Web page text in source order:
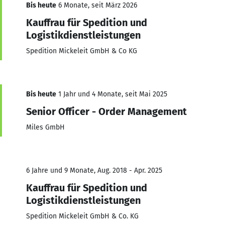
Bis heute 6 Monate, seit März 2026
Kauffrau für Spedition und
Logistikdienstleistungen
Spedition Mickeleit GmbH & Co KG
Bis heute 1 Jahr und 4 Monate, seit Mai 2025
Senior Officer - Order Management
Miles GmbH
6 Jahre und 9 Monate, Aug. 2018 - Apr. 2025
Kauffrau für Spedition und
Logistikdienstleistungen
Spedition Mickeleit GmbH & Co. KG